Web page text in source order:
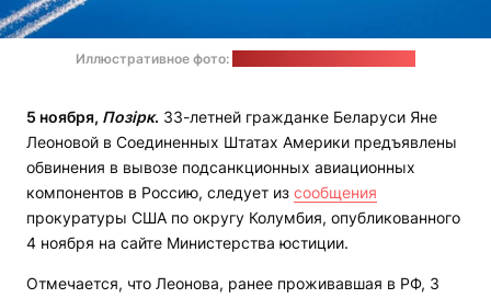
Иллюстративное фото:
5 ноября, Позірк. 33-летней гражданке Беларуси Яне
Леоновой в Соединенных Штатах Америки предъявлены
обвинения в вывозе подсанкционных авиационных
компонентов в Россию, следует из сообщения
прокуратуры США по округу Колумбия, опубликованного
4 ноября на сайте Министерства юстиции.
Отмечается, что Леонова, ранее проживавшая в РФ, 3